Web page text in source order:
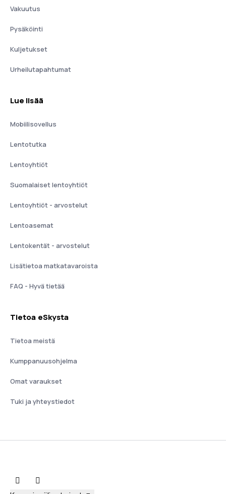
Vakuutus
Pysäköinti
Kuljetukset
Urheilutapahtumat
Lue lisää
Mobiilisovellus
Lentotutka
Lentoyhtiöt
Suomalaiset lentoyhtiöt
Lentoyhtiöt - arvostelut
Lentoasemat
Lentokentät - arvostelut
Lisätietoa matkatavaroista
FAQ - Hyvä tietää
Tietoa eSkysta
Tietoa meistä
Kumppanuusohjelma
Omat varaukset
Tuki ja yhteystiedot